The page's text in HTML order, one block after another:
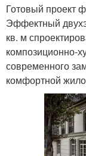
Готовый проект
Эффектный
кв. м
композиционно-
современного
комфортной